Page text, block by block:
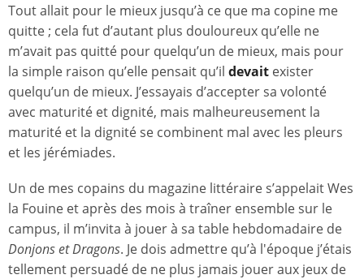
Tout allait pour le mieux jusqu’à ce que ma copine me
quitte ; cela fut d’autant plus douloureux qu’elle ne
m’avait pas quitté pour quelqu’un de mieux, mais pour
la simple raison qu’elle pensait qu’il devait exister
quelqu’un de mieux. J’essayais d’accepter sa volonté
avec maturité et dignité, mais malheureusement la
maturité et la dignité se combinent mal avec les pleurs
et les jérémiades.
Un de mes copains du magazine littéraire s’appelait Wes
la Fouine et après des mois à traîner ensemble sur le
campus, il m’invita à jouer à sa table hebdomadaire de
Donjons et Dragons. Je dois admettre qu’à l'époque j’étais
tellement persuadé de ne plus jamais jouer aux jeux de